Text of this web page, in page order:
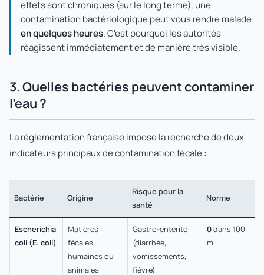
effets sont chroniques (sur le long terme), une
contamination bactériologique peut vous rendre malade
en quelques heures. C'est pourquoi les autorités
réagissent immédiatement et de manière très visible.
3. Quelles bactéries peuvent contaminer
l'eau ?
La réglementation française impose la recherche de deux
indicateurs principaux de contamination fécale :
Bactérie Origine
Risque pour la
santé
Norme
Escherichia
coli (E. coli)
Matières
fécales
humaines ou
animales
Gastro-entérite
(diarrhée,
vomissements,
fièvre)
0dans 100
mL